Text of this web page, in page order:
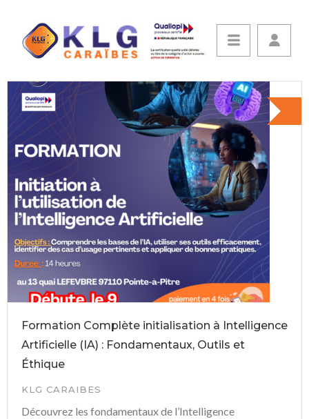
Formation Complète initialisation à Intelligence
Artificielle (IA) : Fondamentaux, Outils et
Éthique
KLG CARAIBES
Découvrez les fondamentaux de l’Intelligence